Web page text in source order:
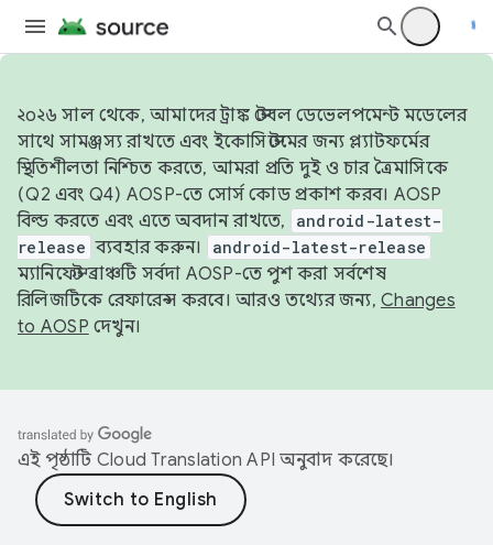
২০২৬ সাল থেকে, আমাদের ট্রাঙ্ক স্টেবল ডেভেলপমেন্ট মডেলের
সাথে সামঞ্জস্য রাখতে এবং ইকোসিস্টেমের জন্য প্ল্যাটফর্মের
স্থিতিশীলতা নিশ্চিত করতে, আমরা প্রতি দুই ও চার ত্রৈমাসিকে
(Q2 এবং Q4) AOSP-তে সোর্স কোড প্রকাশ করব। AOSP
বিল্ড করতে এবং এতে অবদান রাখতে,
android-latest-
release ব্যবহার করুন। android-latest-release
ম্যানিফেস্ট ব্রাঞ্চটি সর্বদা AOSP-তে পুশ করা সর্বশেষ
রিলিজটিকে রেফারেন্স করবে। আরও তথ্যের জন্য, Changes
to AOSP দেখুন।
এই পৃষ্ঠাটি Cloud Translation API অনুবাদ করেছে।